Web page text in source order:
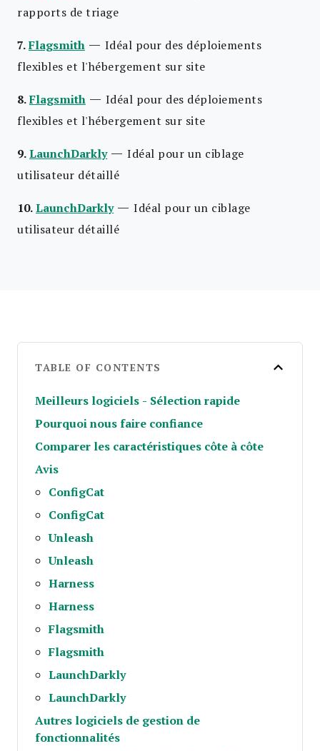
rapports de triage
7.Flagsmith — Idéal pour des déploiements
flexibles et l'hébergement sur site
8.Flagsmith — Idéal pour des déploiements
flexibles et l'hébergement sur site
9.LaunchDarkly —Idéal pour un ciblage
utilisateur détaillé
10.LaunchDarkly —Idéal pour un ciblage
utilisateur détaillé
TABLE OF CONTENTS
Meilleurs logiciels - Sélection rapide
Pourquoi nous faire confiance
Comparer les caractéristiques côte à côte
Avis
ConfigCat
ConfigCat
Unleash
Unleash
Harness
Harness
Flagsmith
Flagsmith
LaunchDarkly
LaunchDarkly
Autres logiciels de gestion de
fonctionnalités